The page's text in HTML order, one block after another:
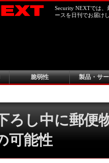
Security NEXTでは
ースを日刊でお届け
脆弱性 製品・サ
ろし中に郵便
可能性